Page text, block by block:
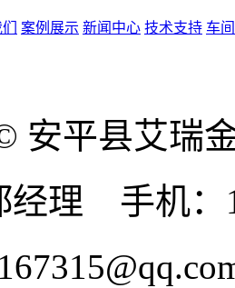
案例展示 新闻中心 技术支持 车
安平县艾瑞
经理 手机：